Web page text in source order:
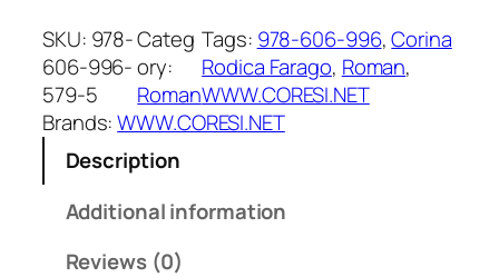
m
i
n
a
d
SKU: 978-
606-996-
579-5
Categ
ory:
Roman
Tags: 978-606-996, Corina
Rodica Farago, Roman
WWW.CORESI.NET
Brands:WWW.CORESI.NET
Description
Additional information
Reviews (0)